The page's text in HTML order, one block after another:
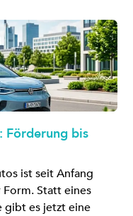
Förderung bis
ist seit Anfang
Statt eines
gibt es jetzt eine